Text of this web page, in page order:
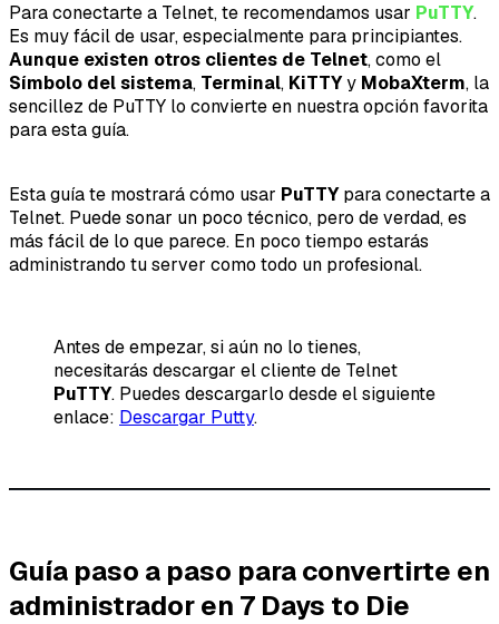
Para conectarte a Telnet, te recomendamos usar PuTTY.
Es muy fácil de usar, especialmente para principiantes.
Aunque existen otros clientes de Telnet, como el
Símbolo del sistema, Terminal, KiTTYy MobaXterm, la
sencillez de PuTTY lo convierte en nuestra opción favorita
para esta guía.
Esta guía te mostrará cómo usar PuTTYpara conectarte a
Telnet. Puede sonar un poco técnico, pero de verdad, es
más fácil de lo que parece. En poco tiempo estarás
administrando tu server como todo un profesional.
Antes de empezar, si aún no lo tienes,
necesitarás descargar el cliente de Telnet
PuTTY. Puedes descargarlo desde el siguiente
enlace: Descargar Putty.
Guía paso a paso para convertirte en
administrador en 7 Days to Die